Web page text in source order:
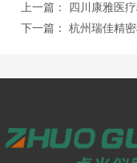
上一篇： 四川康雅医
下一篇： 杭州瑞佳精